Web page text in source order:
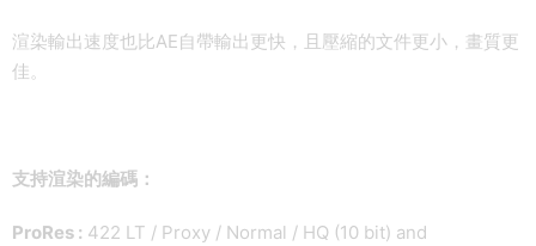
渲染輸出速度也比AE自帶輸出更快，且壓縮的文件更小，畫質更
佳。
支持渲染的編碼：
ProRes : 422 LT / Proxy / Normal / HQ (10 bit) and